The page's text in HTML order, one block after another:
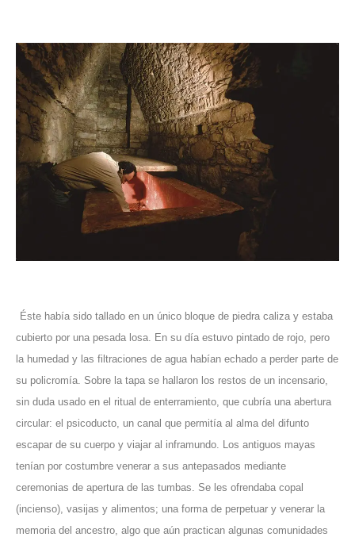
Éste había sido tallado en un único bloque de piedra caliza y estaba
cubierto por una pesada losa. En su día estuvo pintado de rojo, pero
la humedad y las filtraciones de agua habían echado a perder parte de
su policromía. Sobre la tapa se hallaron los restos de un incensario,
sin duda usado en el ritual de enterramiento, que cubría una abertura
circular: el psicoducto, un canal que permitía al alma del difunto
escapar de su cuerpo y viajar al inframundo. Los antiguos mayas
tenían por costumbre venerar a sus antepasados mediante
ceremonias de apertura de las tumbas. Se les ofrendaba copal
(incienso), vasijas y alimentos; una forma de perpetuar y venerar la
memoria del ancestro, algo que aún practican algunas comunidades